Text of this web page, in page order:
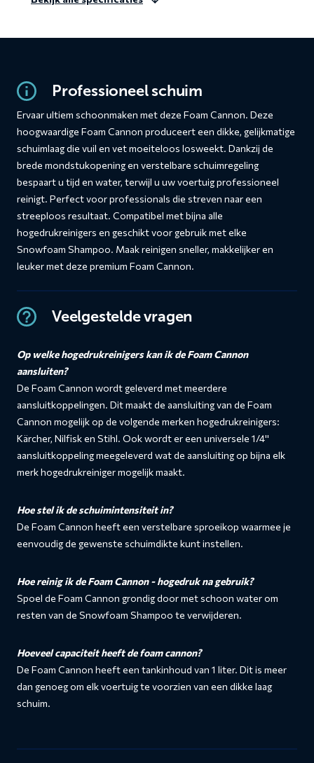
Professioneel schuim
Ervaar ultiem schoonmaken met deze Foam Cannon. Deze
hoogwaardige Foam Cannon produceert een dikke, gelijkmatige
schuimlaag die vuil en vet moeiteloos losweekt. Dankzij de
brede mondstukopening en verstelbare schuimregeling
bespaart u tijd en water, terwijl u uw voertuig professioneel
reinigt. Perfect voor professionals die streven naar een
streeploos resultaat. Compatibel met bijna alle
hogedrukreinigers en geschikt voor gebruik met elke
Snowfoam Shampoo. Maak reinigen sneller, makkelijker en
leuker met deze premium Foam Cannon.
Veelgestelde vragen
Op welke hogedrukreinigers kan ik de Foam Cannon
aansluiten?
De Foam Cannon wordt geleverd met meerdere
aansluitkoppelingen. Dit maakt de aansluiting van de Foam
Cannon mogelijk op de volgende merken hogedrukreinigers:
Kärcher, Nilfisk en Stihl. Ook wordt er een universele 1/4''
aansluitkoppeling meegeleverd wat de aansluiting op bijna elk
merk hogedrukreiniger mogelijk maakt.
Hoe stel ik de schuimintensiteit in?
De Foam Cannon heeft een verstelbare sproeikop waarmee je
eenvoudig de gewenste schuimdikte kunt instellen.
Hoe reinig ik de Foam Cannon - hogedruk na gebruik?
Spoel de Foam Cannon grondig door met schoon water om
resten van de Snowfoam Shampoo te verwijderen.
Hoeveel capaciteit heeft de foam cannon?
De Foam Cannon heeft een tankinhoud van 1 liter. Dit is meer
dan genoeg om elk voertuig te voorzien van een dikke laag
schuim.